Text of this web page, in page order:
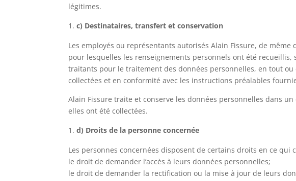
légitimes.
c) Destinataires, transfert et conservation
Les employés ou représentants autorisés Alain Fissure, de
pour lesquelles les renseignements personnels ont été
traitants pour le traitement des données personnelles, en tout
collectées et en conformité avec les instructions préalables
Alain Fissure traite et conserve les données personnelles dans
elles ont été collectées.
d) Droits de la personne concernée
Les personnes concernées disposent de certains droits en ce
le droit de demander l’accès à leurs données personnelles;
le droit de demander la rectification ou la mise à jour de leurs